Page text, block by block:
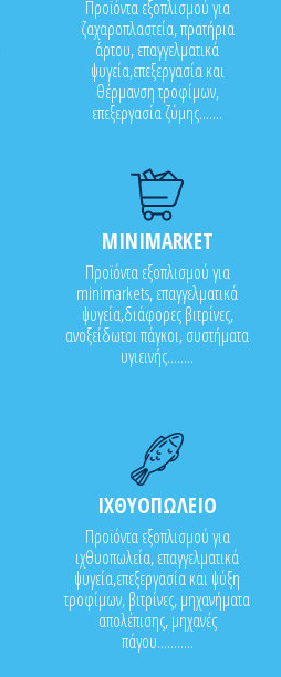
Προϊόντα εξοπλισμού για
ζαχαροπλαστεία, πρατήρια
άρτου, επαγγελματικά
ψυγεία,επεξεργασία και
θέρμανση τροφίμων,
επεξεργασία ζύμης.......
MINIMARKET
Προϊόντα εξοπλισμού για
minimarkets, επαγγελματικά
ψυγεία,διάφορες βιτρίνες,
ανοξείδωτοι πάγκοι, συστήματα
υγιεινής........
ΙΧΘΥΟΠΩΛΕΙΟ
Προϊόντα εξοπλισμού για
ιχθυοπωλεία, επαγγελματικά
ψυγεία,επεξεργασία και ψύξη
τροφίμων, βιτρίνες, μηχανήματα
απολέπισης, μηχανές
πάγου...........